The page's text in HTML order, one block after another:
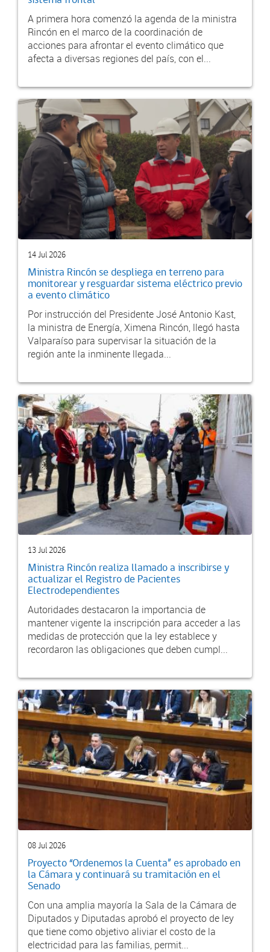
A primera hora comenzó la agenda de la ministra
Rincón en el marco de la coordinación de
acciones para afrontar el evento climático que
afecta a diversas regiones del país, con el...
14 Jul 2026
Ministra Rincón se despliega en terreno para
monitorear y resguardar sistema eléctrico previo
a evento climático
Por instrucción del Presidente José Antonio Kast,
la ministra de Energía, Ximena Rincón, llegó hasta
Valparaíso para supervisar la situación de la
región ante la inminente llegada...
13 Jul 2026
Ministra Rincón realiza llamado a inscribirse y
actualizar el Registro de Pacientes
Electrodependientes
Autoridades destacaron la importancia de
mantener vigente la inscripción para acceder a las
medidas de protección que la ley establece y
recordaron las obligaciones que deben cumpl...
08 Jul 2026
Proyecto “Ordenemos la Cuenta” es aprobado en
la Cámara y continuará su tramitación en el
Senado
Con una amplia mayoría la Sala de la Cámara de
Diputados y Diputadas aprobó el proyecto de ley
que tiene como objetivo aliviar el costo de la
electricidad para las familias, permit...